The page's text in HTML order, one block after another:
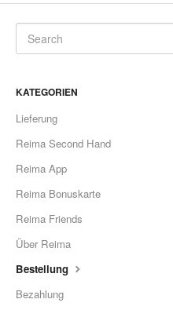
KATEGORIEN
Lieferung
Reima Second Hand
Reima App
Reima Bonuskarte
Reima Friends
Über Reima
Bestellung
Bezahlung